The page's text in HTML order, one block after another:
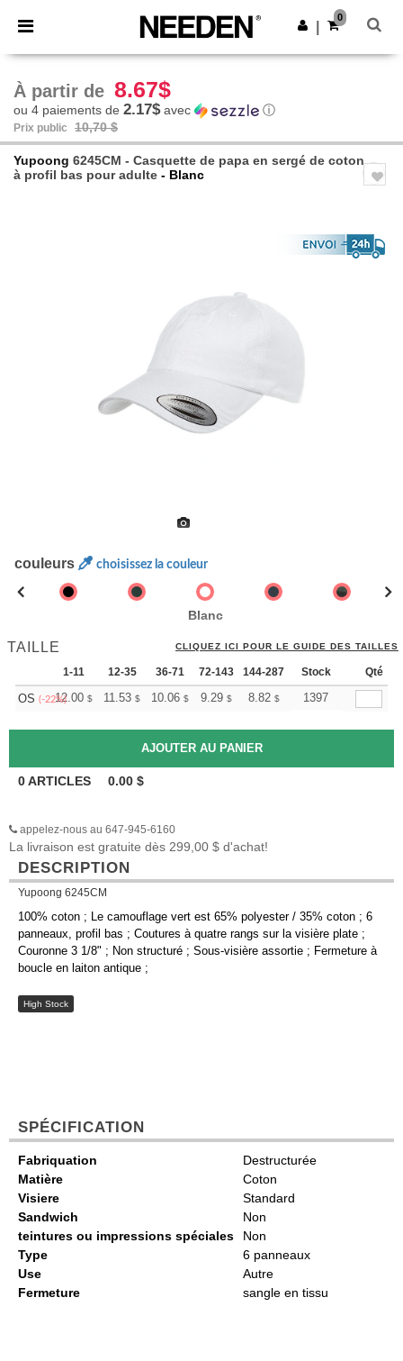
× Appli Needen
Meilleurs prix sur l’app !
Obtenir l'appli
0
À partir de 8.67$
ou 4 paiements de 2.17$avec ⓘ
Prix public 10,70 $
Yupoong 6245CM - Casquette de papa en sergé de coton
à profil bas pour adulte - Blanc
couleurs choisissez la couleur
Blanc
TAILLE CLIQUEZ ICI POUR LE GUIDE DES TAILLES
1-11 12-35 36-71 72-143 144-287 288 +
Stock Qté
OS (-22%)12.00 $ 11.53 $ 10.06 $ 9.29 $ 8.82 $ 8.67 $
1397
0ARTICLES 0.00 $
appelez-nous au 647-945-6160
La livraison est gratuite dès 299,00 $ d'achat!
DESCRIPTION
Yupoong 6245CM
100% coton ; Le camouflage vert est 65% polyester / 35% coton ; 6
panneaux, profil bas ; Coutures à quatre rangs sur la visière plate ;
Couronne 3 1/8" ; Non structuré ; Sous-visière assortie ; Fermeture à
boucle en laiton antique ;
High Stock
SPÉCIFICATION
Fabriquation
Destructurée
Matière
Coton
Visiere
Standard
Sandwich
Non
teintures ou impressions spéciales
Non
Type
6 panneaux
Use
Autre
Fermeture
sangle en tissu